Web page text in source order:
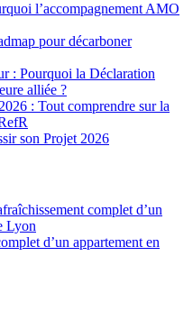
l’accompagnement AMO
pour décarboner
: Pourquoi la Déclaration
alliée ?
: Tout comprendre sur la
son Projet 2026
complet d’un
Lyon
d’un appartement en